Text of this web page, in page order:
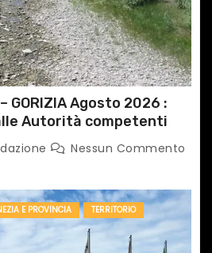
GORIZIA Agosto 2026 :
Autorità competenti
Nessun Commento
E PROVINCIA TERRITORIO